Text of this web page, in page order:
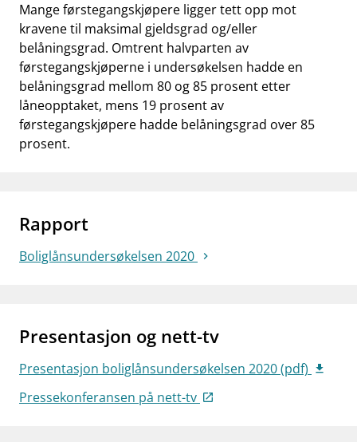
Mange førstegangskjøpere ligger tett opp mot
kravene til maksimal gjeldsgrad og/eller
belåningsgrad. Omtrent halvparten av
førstegangskjøperne i undersøkelsen hadde en
belåningsgrad mellom 80 og 85 prosent etter
låneopptaket, mens 19 prosent av
førstegangskjøpere hadde belåningsgrad over 85
prosent.
Rapport
Boliglånsundersøkelsen 2020
Presentasjon og nett-tv
Presentasjon boliglånsundersøkelsen 2020 (pdf)
Pressekonferansen på nett-tv